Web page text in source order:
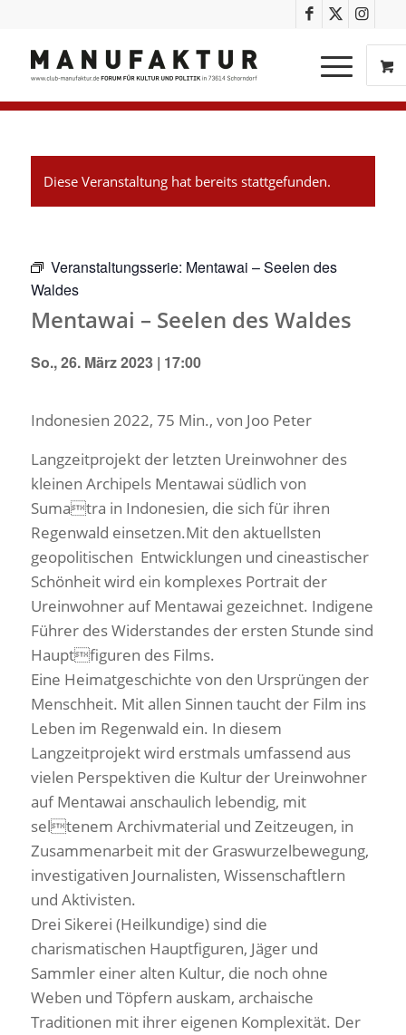
Diese Veranstaltung hat bereits stattgefunden.
Veranstaltungsserie: Mentawai – Seelen des
Waldes
Mentawai – Seelen des Waldes
So., 26. März 2023 | 17:00
Indonesien 2022, 75 Min., von Joo Peter
Langzeitprojekt der letzten Ureinwohner des
kleinen Archipels Mentawai südlich von
Sumatra in Indonesien, die sich für ihren
Regenwald einsetzen.Mit den aktuellsten
geopolitischen Entwicklungen und cineastischer
Schönheit wird ein komplexes Portrait der
Ureinwohner auf Mentawai gezeichnet. Indigene
Führer des Widerstandes der ersten Stunde sind
Hauptfiguren des Films.
Eine Heimatgeschichte von den Ursprüngen der
Menschheit. Mit allen Sinnen taucht der Film ins
Leben im Regenwald ein. In diesem
Langzeitprojekt wird erstmals umfassend aus
vielen Perspektiven die Kultur der Ureinwohner
auf Mentawai anschaulich lebendig, mit
seltenem Archivmaterial und Zeitzeugen, in
Zusammenarbeit mit der Graswurzelbewegung,
investigativen Journalisten, Wissenschaftlern
und Aktivisten.
Drei Sikerei (Heilkundige) sind die
charismatischen Hauptfiguren, Jäger und
Sammler einer alten Kultur, die noch ohne
Weben und Töpfern auskam, archaische
Traditionen mit ihrer eigenen Komplexität. Der